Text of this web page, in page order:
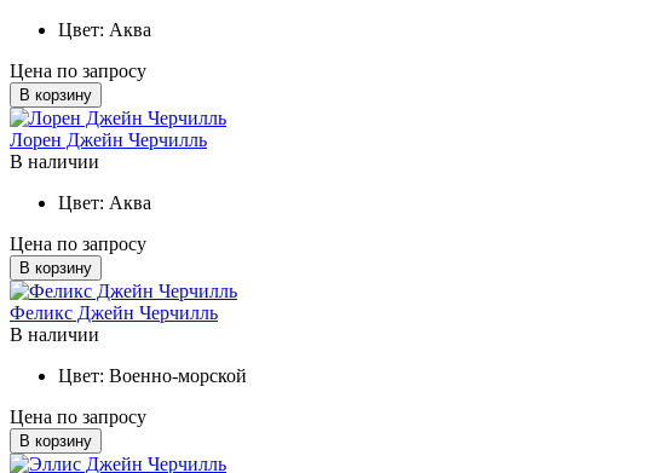
Цвет: Аква
Цена по запросу
В корзину
Лорен Джейн Черчилль
В наличии
Цвет: Аква
Цена по запросу
В корзину
Феликс Джейн Черчилль
В наличии
Цвет: Военно-морской
Цена по запросу
В корзину